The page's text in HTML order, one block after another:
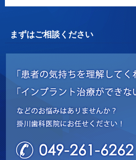
まずはご相談ください